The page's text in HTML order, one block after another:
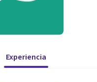
Experiencia